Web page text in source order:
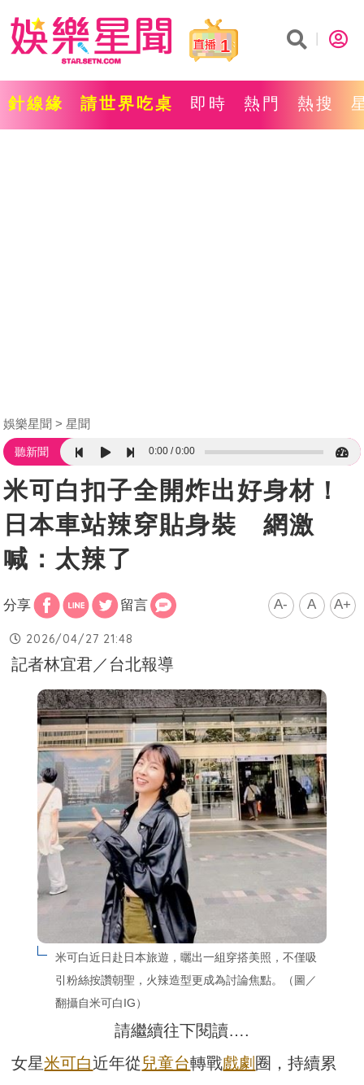
1
針線緣 請世界吃桌 即時 熱門 熱搜
娛樂星聞 星聞
聽新聞 0:00 0:00
米可白扣子全開炸出好身材！
日本車站辣穿貼身裝 網激
喊：太辣了
分享 留言 A- A A+
2026/04/27 21:48
記者林宜君／台北報導
米可白近日赴日本旅遊，曬出一組穿搭美照，不僅吸
引粉絲按讚朝聖，火辣造型更成為討論焦點。（圖／
翻攝自米可白IG）
請繼續往下閱讀….
女星米可白近年從兒童台轉戰戲劇 圈，持續累